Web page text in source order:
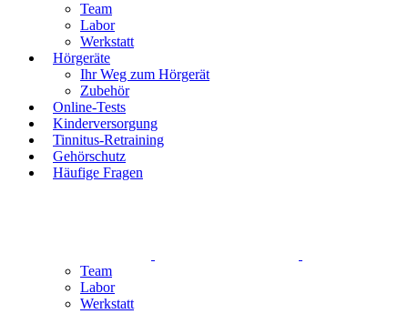
Team
Labor
Werkstatt
Hörgeräte
Ihr Weg zum Hörgerät
Zubehör
Online-Tests
Kinderversorgung
Tinnitus-Retraining
Gehörschutz
Häufige Fragen
Team
Labor
Werkstatt